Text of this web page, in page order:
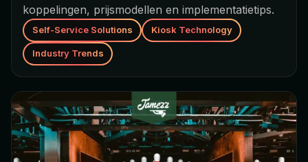
koppelingen, prijsmodellen en implementatietips.
Self-Service Solutions Kiosk Technology
Industry Trends